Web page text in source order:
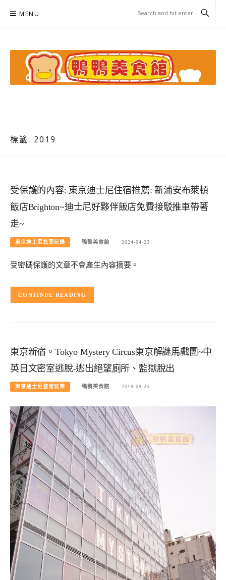
MENU
標籤: 2019
受保護的內容: 東京迪士尼住宿推薦: 新浦安布萊頓
飯店Brighton~迪士尼好夥伴飯店免費接駁推車帶著
走~
東京迪士尼悠閒玩樂 鴨鴨美食館 2024-04-23
受密碼保護的文章不會產生內容摘要。
CONTINUE READING
東京新宿。Tokyo Mystery Circus東京解謎馬戲團~中
英日文密室逃脫-逃出絕望廁所、監獄脫出
東京迪士尼悠閒玩樂 鴨鴨美食館 2019-09-25